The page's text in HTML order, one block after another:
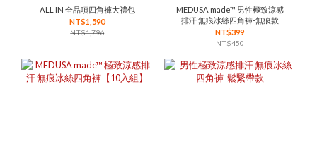
ALL IN 全品項四角褲大禮包
NT$1,590
NT$1,796
MEDUSA made™ 男性極致涼感
排汗 無痕冰絲四角褲-無痕款
NT$399
NT$450